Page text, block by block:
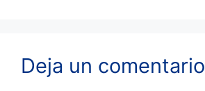
Deja un comentario